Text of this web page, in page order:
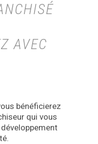
AVEC
bénéficierez
qui vous